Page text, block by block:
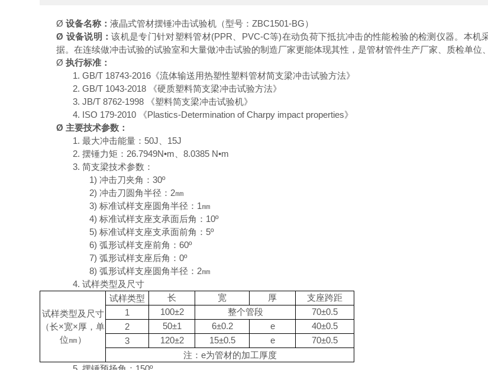
Ø设备名称：液晶式管材摆锤冲击试验机（型号：ZBC1501-BG）
Ø 设备说明：该机是专门针对塑料管材(PPR、PVC-C等)在动负荷下抵抗冲击的性能检验的检测仪器。本机
据。在连续做冲击试验的试验室和大量做冲击试验的制造厂家更能体现其性，是管材管件生产厂家、质检单位
Ø执行标准：
1.GB/T 18743-2016 《流体输送用热塑性塑料管材简支梁冲击试验方法》
2.GB/T 1043-2018
《硬质塑料简支梁冲击试验方法》
3.JB/T 8762-1998 《塑料简支梁冲击试验机》
4. ISO 179-2010 《Plastics-Determination of Charpy impact properties》
Ø 主要技术参数：
1.最大冲击能量： 50J、15J
2.摆锤力矩： 26.7949N•m、8.0385 N•m
3.简支梁技术参数：
1)冲击刀夹角：30º
2)冲击刀圆角半径： 2㎜
3)标准试样支座圆角半径： 1㎜
4)标准试样支座支承面后角： 10º
5)标准试样支座支承面前角： 5º
6)弧形试样支座前角：60º
7)弧形试样支座后角：0º
8)弧形试样支座圆角半径： 2㎜
4.试样类型及尺寸
试样类型及尺寸
（长×宽×厚，单
位㎜）
试样类型 长 宽 厚
支座跨距
1
100±2 整个管段
70±0.5
2
50±1 6±0.2 e
40±0.5
3
120±2 15±0.5 e
70±0.5
注： e为管材的加工厚度